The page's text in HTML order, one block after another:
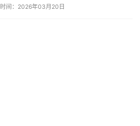
时间：2026年03月20日